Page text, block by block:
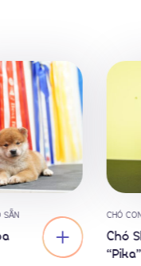
SẴN CHÓ
Chó
“Pika”